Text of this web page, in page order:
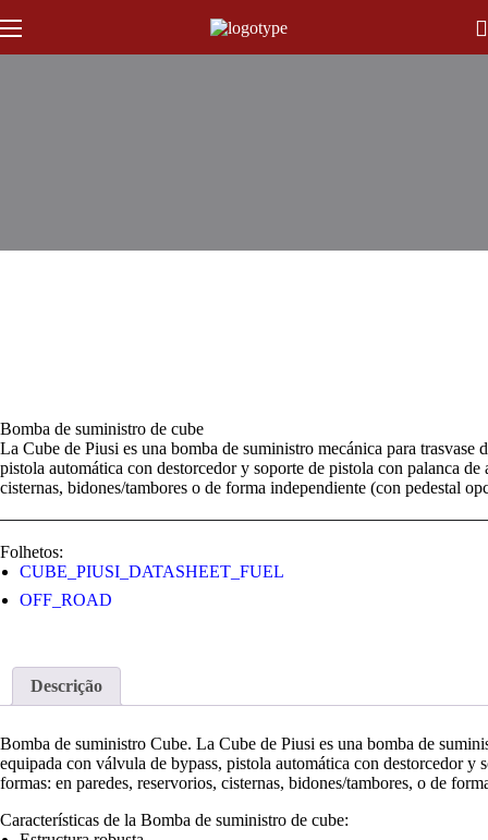
Bomba de suministro de cube
La Cube de Piusi es una bomba de suministro mecánica para
pistola automática con destorcedor y soporte de pistola con palanca
cisternas, bidones/tambores o de forma independiente (con pedestal
Folhetos:
CUBE_PIUSI_DATASHEET_FUEL
OFF_ROAD
Descrição
Bomba de suministro Cube. La Cube de Piusi es una bomba de
equipada con válvula de bypass, pistola automática con destorcedor y
formas: en paredes, reservorios, cisternas, bidones/tambores, o de
Características de la Bomba de suministro de cube: